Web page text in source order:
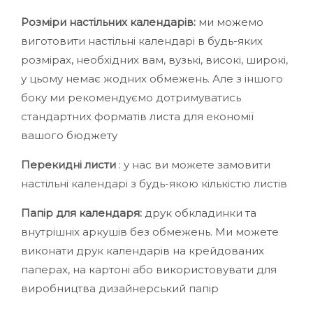
Розміри настільних календарів: ми можемо
виготовити настільні календарі в будь-яких
розмірах, необхідних вам, вузькі, високі, широкі,
у цьому немає жодних обмежень. Але з іншого
боку ми рекомендуємо дотримуватись
стандартних форматів листа для економії
вашого бюджету
Перекидні листи : у нас ви можете замовити
настільні календарі з будь-якою кількістю листів
Папір для календаря: друк обкладинки та
внутрішніх аркушів без обмежень. Ми можете
виконати друк календарів на крейдованих
паперах, на картоні або використовувати для
виробництва дизайнерський папір